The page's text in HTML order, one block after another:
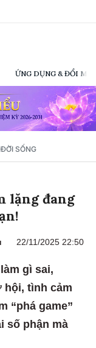
ỨNG DỤNG & ĐỔI
ĐỜI SỐNG
lặng đang
22/11/2025 22:50
gì sai,
tình cảm
“phá game”
số phận mà